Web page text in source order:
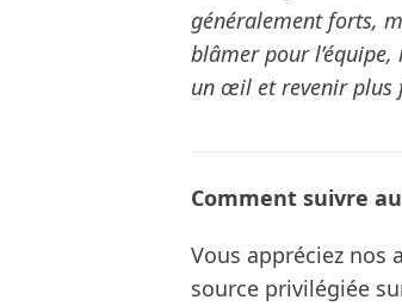
généralement forts,
blâmer pour
un œil et revenir plus
Comment suivre
Vous appréciez nos
source privilégiée